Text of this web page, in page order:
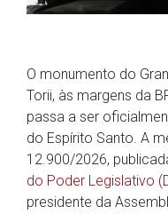
O monumento do
Torii, às margens da
passa a ser
do Espírito Santo. A
12.900/2026,
do Poder Legislativo
presidente da